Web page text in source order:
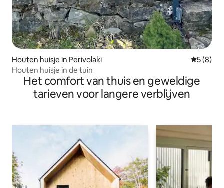
Houten huisje in Perivolaki
5 (8)
Houten huisje in de tuin
Het comfort van thuis en geweldige
tarieven voor langere verblijven